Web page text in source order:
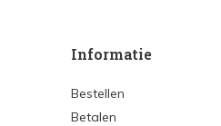
Informatie
Bestellen
Betalen